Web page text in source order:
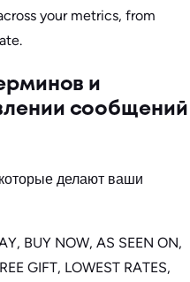
your metrics, from
и
сообщений
делают ваши
BUY NOW, AS SEEN ON,
GIFT, LOWEST RATES,